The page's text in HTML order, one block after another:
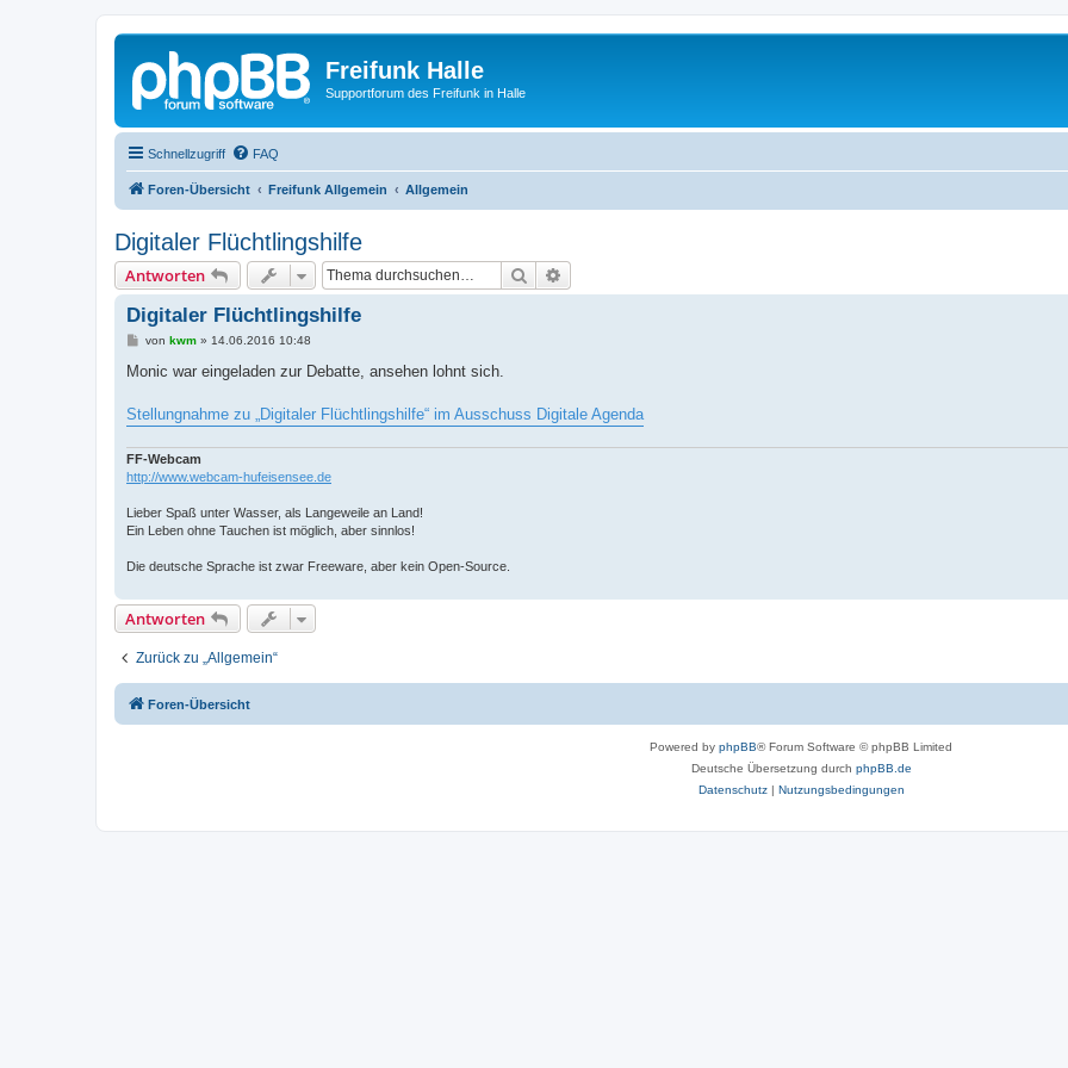
Freifunk Halle
Supportforum des Freifunk in Halle
Schnellzugriff FAQ
Foren-Übersicht Freifunk Allgemein Allgemein
Digitaler Flüchtlingshilfe
Antworten Suche
Digitaler Flüchtlingshilfe
B
i
a
g
von kwm» 14.06.2016 10:48
Monic war eingeladen zur Debatte, ansehen lohnt sich.
Stellungnahme zu „Digitaler Flüchtlingshilfe“ im Ausschuss Digitale Agenda
FF-Webcam
http://www.webcam-hufeisensee.de
Lieber Spaß unter Wasser, als Langeweile an Land!
Ein Leben ohne Tauchen ist möglich, aber sinnlos!
Die deutsche Sprache ist zwar Freeware, aber kein Open-Source.
Antworten
Zurück zu „Allgemein“
Foren-Übersicht
Powered by phpBB® Forum Software © phpBB Limited
Deutsche Übersetzung durch phpBB.de
Datenschutz| Nutzungsbedingungen